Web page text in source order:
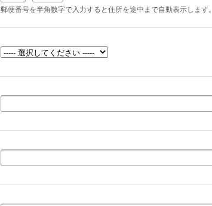
郵便番号を半角数字で入力すると住所を途中まで自動表示します。